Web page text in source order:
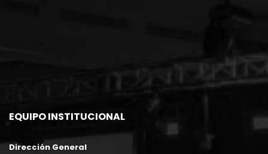
EQUIPO INSTITUCIONAL
Dirección General